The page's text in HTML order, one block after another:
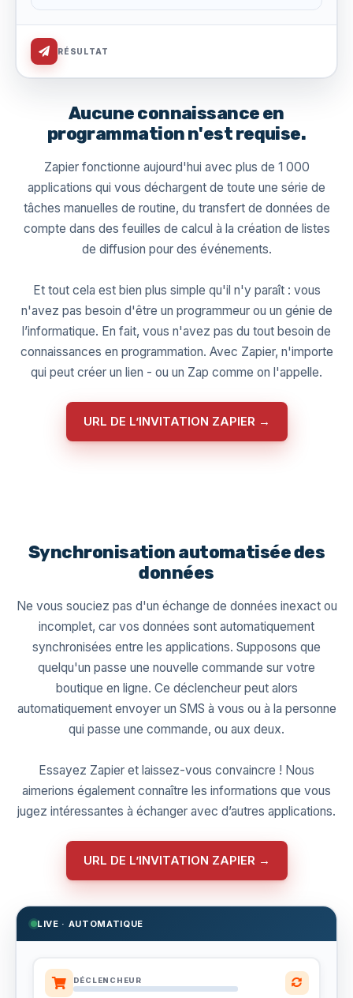
RÉSULTAT
Aucune connaissance en
programmation n'est requise.
Zapier fonctionne aujourd'hui avec plus de 1 000
applications qui vous déchargent de toute une série de
tâches manuelles de routine, du transfert de données de
compte dans des feuilles de calcul à la création de listes
de diffusion pour des événements.
Et tout cela est bien plus simple qu'il n'y paraît : vous
n'avez pas besoin d'être un programmeur ou un génie de
l’informatique. En fait, vous n'avez pas du tout besoin de
connaissances en programmation. Avec Zapier, n'importe
qui peut créer un lien - ou un Zap comme on l'appelle.
URL DE L’INVITATION ZAPIER →
Synchronisation automatisée des
données
Ne vous souciez pas d'un échange de données inexact ou
incomplet, car vos données sont automatiquement
synchronisées entre les applications. Supposons que
quelqu'un passe une nouvelle commande sur votre
boutique en ligne. Ce déclencheur peut alors
automatiquement envoyer un SMS à vous ou à la personne
qui passe une commande, ou aux deux.
Essayez Zapier et laissez-vous convaincre ! Nous
aimerions également connaître les informations que vous
jugez intéressantes à échanger avec d’autres applications.
URL DE L’INVITATION ZAPIER →
LIVE · AUTOMATIQUE
DÉCLENCHEUR